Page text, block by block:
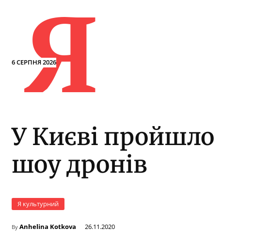
6 СЕРПНЯ 2026
Я
У Києві пройшло
шоу дронів
Я культурний
By Anhelina Kotkova 26.11.2020